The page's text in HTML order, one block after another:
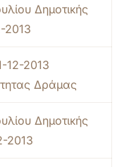
Δημοτικής
2013
12-2013
Δράμας
Δημοτικής
2013